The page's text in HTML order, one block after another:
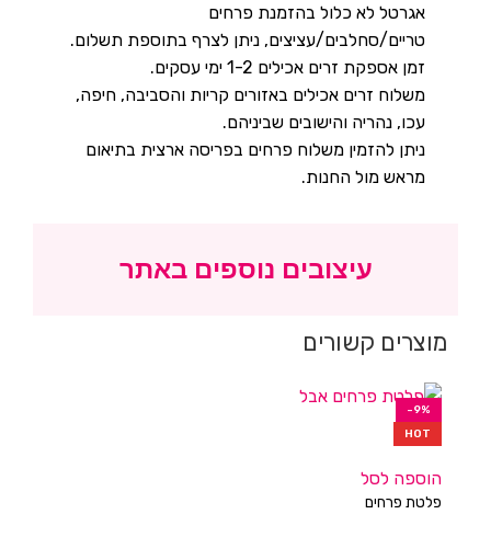
אגרטל לא כלול בהזמנת פרחים
טריים/סחלבים/עציצים, ניתן לצרף בתוספת תשלום.
זמן אספקת זרים אכילים 1-2 ימי עסקים.
משלוח זרים אכילים באזורים קריות והסביבה, חיפה,
עכו, נהריה והישובים שביניהם.
ניתן להזמין משלוח פרחים בפריסה ארצית בתיאום
מראש מול החנות.
עיצובים נוספים באתר
מוצרים קשורים
-9%
HOT
הוספה לסל
פלטת פרחים